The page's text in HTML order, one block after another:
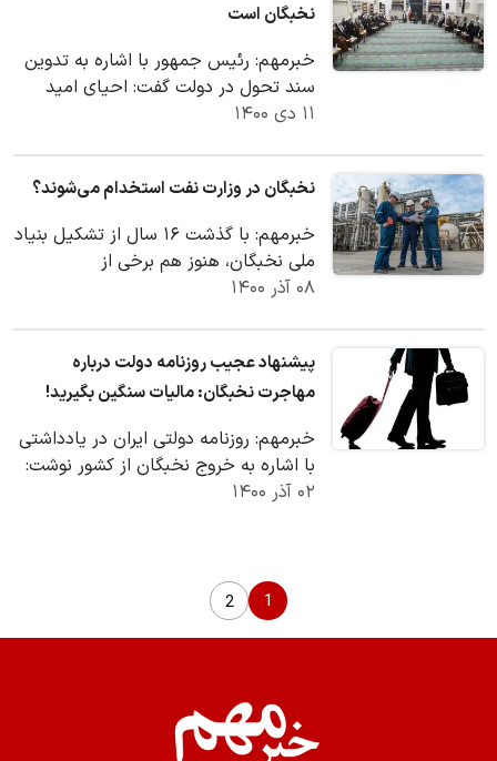
نخبگان است
خبرمهم: رئیس جمهور با اشاره به تدوین
سند تحول در دولت گفت: احیای امید
مردم وظیفه همه خصوصا نخبگان است و
۱۱ دی ۱۴۰۰
نخبگان در وزارت نفت استخدام می‌شوند؟
خبرمهم: با گذشت ۱۶ سال از تشکیل بنیاد
ملی نخبگان، هنوز هم برخی از
دستگاه‌های اجرایی حاضر به استخدام
۰۸ آذر ۱۴۰۰
پیشنهاد عجیب روزنامه دولت درباره
مهاجرت نخبگان: مالیات سنگین بگیرید!
خبرمهم: روزنامه دولتی ایران در یادداشتی
با اشاره به خروج نخبگان از کشور نوشت:
نخبگانی که قبلاً از سهم مناسبی در
۰۲ آذر ۱۴۰۰
1
2